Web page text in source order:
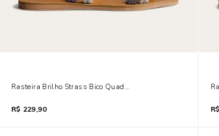
Rasteira Brilho Strass Bico Quadrado Prata
R$ 229,90 R$